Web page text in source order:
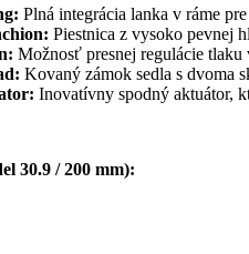
Plná integrácia lanka v ráme
Piestnica z vysoko pevnej
Možnosť presnej regulácie tlaku
Kovaný zámok sedla s dvoma
Inovatívny spodný aktuátor,
30.9 / 200 mm):